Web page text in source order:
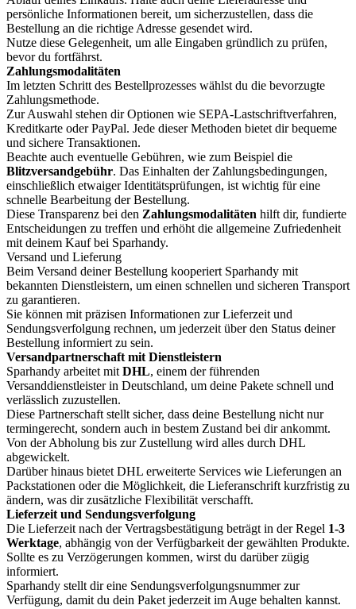
persönliche Informationen bereit, um sicherzustellen, dass die
Bestellung an die richtige Adresse gesendet wird.
Nutze diese Gelegenheit, um alle Eingaben gründlich zu prüfen,
bevor du fortfährst.
Zahlungsmodalitäten
Im letzten Schritt des Bestellprozesses wählst du die bevorzugte
Zahlungsmethode.
Zur Auswahl stehen dir Optionen wie SEPA-Lastschriftverfahren,
Kreditkarte oder PayPal. Jede dieser Methoden bietet dir bequeme
und sichere Transaktionen.
Beachte auch eventuelle Gebühren, wie zum Beispiel die
Blitzversandgebühr. Das Einhalten der Zahlungsbedingungen,
einschließlich etwaiger Identitätsprüfungen, ist wichtig für eine
schnelle Bearbeitung der Bestellung.
Diese Transparenz bei den Zahlungsmodalitäten hilft dir, fundierte
Entscheidungen zu treffen und erhöht die allgemeine Zufriedenheit
mit deinem Kauf bei Sparhandy.
Versand und Lieferung
Beim Versand deiner Bestellung kooperiert Sparhandy mit
bekannten Dienstleistern, um einen schnellen und sicheren Transport
zu garantieren.
Sie können mit präzisen Informationen zur Lieferzeit und
Sendungsverfolgung rechnen, um jederzeit über den Status deiner
Bestellung informiert zu sein.
Versandpartnerschaft mit Dienstleistern
Sparhandy arbeitet mit DHL, einem der führenden
Versanddienstleister in Deutschland, um deine Pakete schnell und
verlässlich zuzustellen.
Diese Partnerschaft stellt sicher, dass deine Bestellung nicht nur
termingerecht, sondern auch in bestem Zustand bei dir ankommt.
Von der Abholung bis zur Zustellung wird alles durch DHL
abgewickelt.
Darüber hinaus bietet DHL erweiterte Services wie Lieferungen an
Packstationen oder die Möglichkeit, die Lieferanschrift kurzfristig zu
ändern, was dir zusätzliche Flexibilität verschafft.
Lieferzeit und Sendungsverfolgung
Die Lieferzeit nach der Vertragsbestätigung beträgt in der Regel 1-3
Werktage, abhängig von der Verfügbarkeit der gewählten Produkte.
Sollte es zu Verzögerungen kommen, wirst du darüber zügig
informiert.
Sparhandy stellt dir eine Sendungsverfolgungsnummer zur
Verfügung, damit du dein Paket jederzeit im Auge behalten kannst.